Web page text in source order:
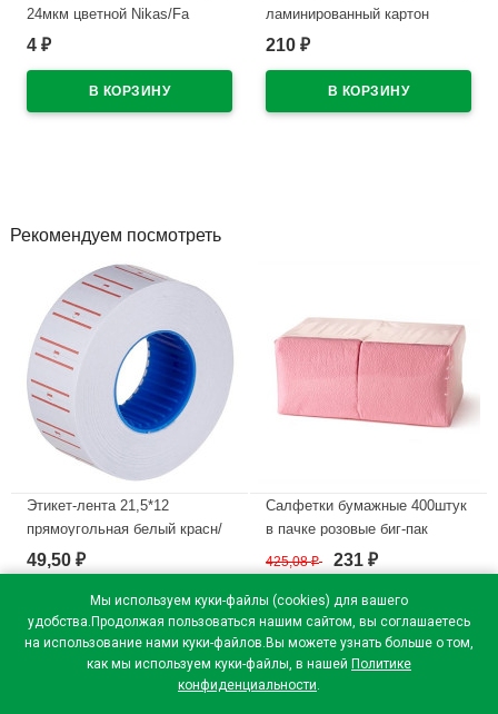
Мы используем куки-файлы (cookies) для вашего
удобства.Продолжая пользоваться нашим сайтом, вы соглашаетесь
на использование нами куки-файлов.Вы можете узнать больше о том,
как мы используем куки-файлы, в нашей Политике
конфиденциальности.
24мкм цветной Nikas/Fa
4 ₽
ламинированный картон
арт.КЖ-144
210 ₽
Рекомендуем посмотреть
Этикет-лента 21,5*12
прямоугольная белый красн/
полоса 800этикеток арт.30-
1652
В наличии
49,50 ₽
Салфетки бумажные 400штук
в пачке розовые биг-пак
В наличии
425,08₽ 231 ₽